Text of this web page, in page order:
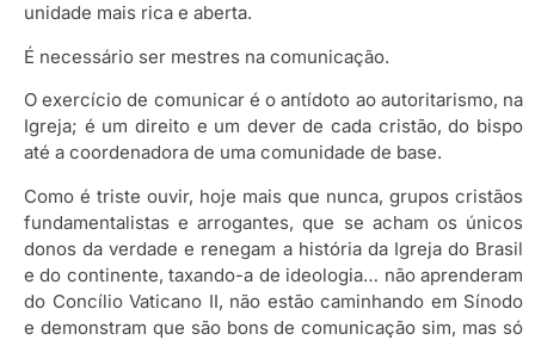
unidade mais rica e aberta.
É necessário ser mestres na comunicação.
O exercício de comunicar é o antídoto ao autoritarismo, na
Igreja; é um direito e um dever de cada cristão, do bispo
até a coordenadora de uma comunidade de base.
Como é triste ouvir, hoje mais que nunca, grupos cristãos
fundamentalistas e arrogantes, que se acham os únicos
donos da verdade e renegam a história da Igreja do Brasil
e do continente, taxando-a de ideologia… não aprenderam
do Concílio Vaticano II, não estão caminhando em Sínodo
e demonstram que são bons de comunicação sim, mas só